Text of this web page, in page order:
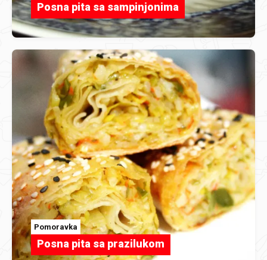
Posna pita sa sampinjonima
Pomoravka
Posna pita sa prazilukom